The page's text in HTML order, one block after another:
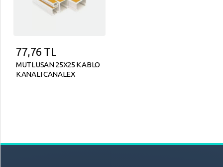
77,76 TL
MUTLUSAN 25X25 KABLO
KANALI CANALEX